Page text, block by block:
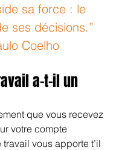
sa force : le
ses décisions.”
Coelho
a-t-il un
que vous recevez
votre compte
vous apporte t’il